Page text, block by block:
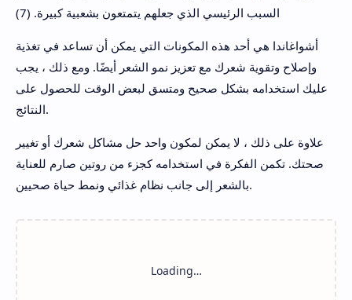
السبب الرئيسي الذي جعلهم يتمتعون بشعبية كبيرة. (7)
أشواغاندا هي أحد هذه المكونات التي يمكن أن تساعد في تغذية
وإصلاح وتقوية شعرك مع تعزيز نمو الشعر أيضًا. ومع ذلك ، يجب
عليك استخدامه بشكل صحيح ومتسق لبعض الوقت للحصول على
النتائج.
علاوة على ذلك ، لا يمكن لمكون واحد حل مشاكل شعرك أو تغيير
صحتك. تكمن الفكرة في استخدامه كجزء من روتين صارم للعناية
بالشعر إلى جانب نظام غذائي ونمط حياة صحيين.